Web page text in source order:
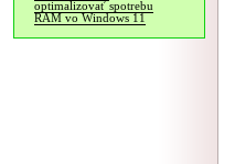
optimalizovať spotrebu
RAM vo Windows 11